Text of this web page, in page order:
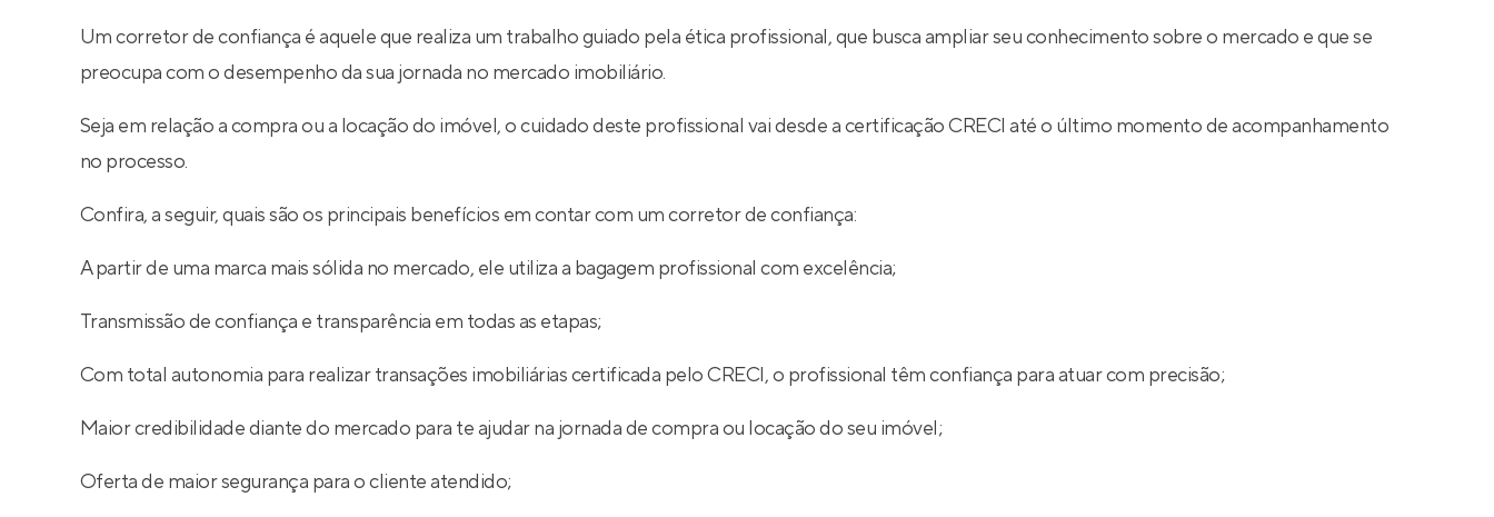
Um corretor de confiança é aquele que realiza um trabalho guiado pela ética profissional, que busca ampliar seu conhecimento sobre o mercado e que se
preocupa com o desempenho da sua jornada no mercado imobiliário.
Seja em relação a compra ou a locação do imóvel, o cuidado deste profissional vai desde a certificação CRECI até o último momento de acompanhamento
no processo.
Confira, a seguir, quais são os principais benefícios em contar com um corretor de confiança:
A partir de uma marca mais sólida no mercado, ele utiliza a bagagem profissional com excelência;
Transmissão de confiança e transparência em todas as etapas;
Com total autonomia para realizar transações imobiliárias certificada pelo CRECI, o profissional têm confiança para atuar com precisão;
Maior credibilidade diante do mercado para te ajudar na jornada de compra ou locação do seu imóvel;
Oferta de maior segurança para o cliente atendido;